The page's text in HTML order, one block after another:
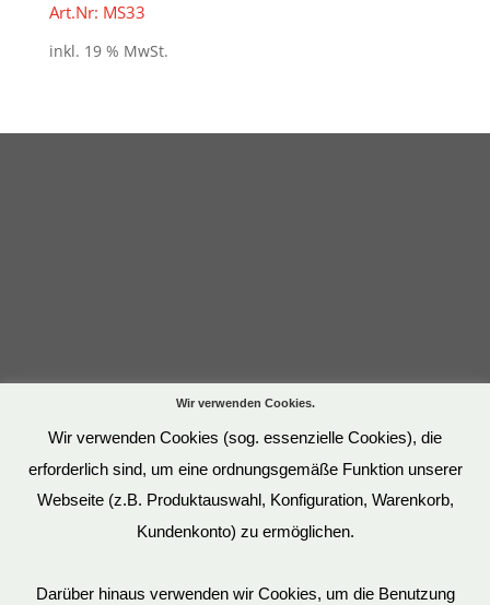
Art.Nr: MS33
inkl. 19 % MwSt.
Wir verwenden Cookies.
Wir verwenden Cookies (sog. essenzielle Cookies), die
erforderlich sind, um eine ordnungsgemäße Funktion unserer
Webseite (z.B. Produktauswahl, Konfiguration, Warenkorb,
Kundenkonto) zu ermöglichen.
Darüber hinaus verwenden wir Cookies, um die Benutzung